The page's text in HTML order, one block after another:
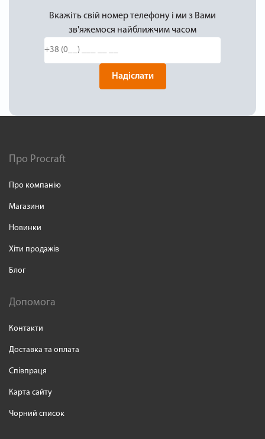
Вкажіть свій номер телефону і ми з Вами
зв'яжемося найближчим часом
Надіслати
Про Procraft
Про компанію
Магазини
Новинки
Хіти продажів
Блог
Допомога
Контакти
Доставка та оплата
Співпраця
Карта сайту
Чорний список